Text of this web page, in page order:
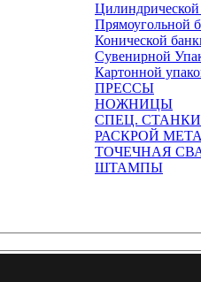
Прямоугольной
Конической
Сувенирной
Картонной
ПРЕССЫ
НОЖНИЦЫ
СПЕЦ. СТАНКИ
РАСКРОЙ
ТОЧЕЧНАЯ
ШТАМПЫ